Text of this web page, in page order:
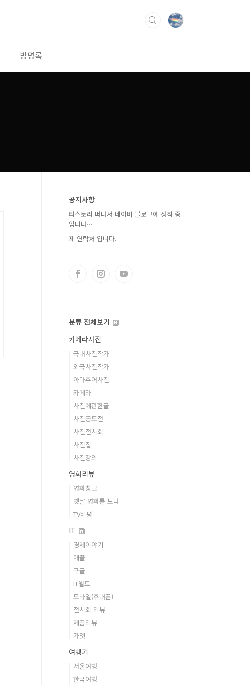
방명록
공지사항
티스토리 떠나서 네이버 블로그에 정착 중
입니다⋯
제 연락처 입니다.
분류 전체보기
카메라사진
국내사진작가
외국사진작가
아마추어사진
카메라
사진에관한글
사진공모전
사진전시회
사진집
사진강의
영화리뷰
영화창고
옛날 영화를 보다
TV비평
IT
경제이야기
애플
구글
IT월드
모바일(휴대폰)
전시회 리뷰
제품리뷰
가젯
여행기
서울여행
한국여행